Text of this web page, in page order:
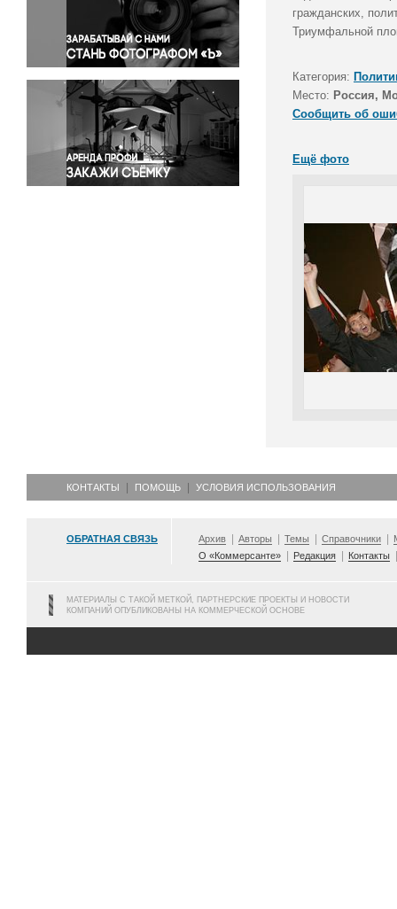
Правосудие
Происшествия и конфликты
Религия
Светская жизнь
Спорт
Экология
Экономика и бизнес
гражданских,
Триумфальной
Категория:
Место: Россия,
Сообщить об
Ещё фото
КОНТАКТЫ ПОМОЩЬ УСЛОВИЯ ИСПОЛЬЗОВАНИЯ
ОБРАТНАЯ СВЯЗЬ Архив Авторы Темы Справочники
О «Коммерсанте»
Редакция Контакты
МАТЕРИАЛЫ С ТАКОЙ МЕТКОЙ, ПАРТНЕРСКИЕ ПРОЕКТЫ И НОВОСТИ
КОМПАНИЙ ОПУБЛИКОВАНЫ НА КОММЕРЧЕСКОЙ ОСНОВЕ